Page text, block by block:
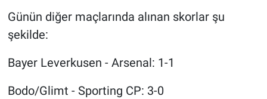
Günün diğer maçlarında alınan skorlar şu
şekilde:
Bayer Leverkusen - Arsenal: 1-1
Bodo/Glimt - Sporting CP: 3-0
Türkiye'nin Gündemi
Yerel Gündem
Yerel Yaşam